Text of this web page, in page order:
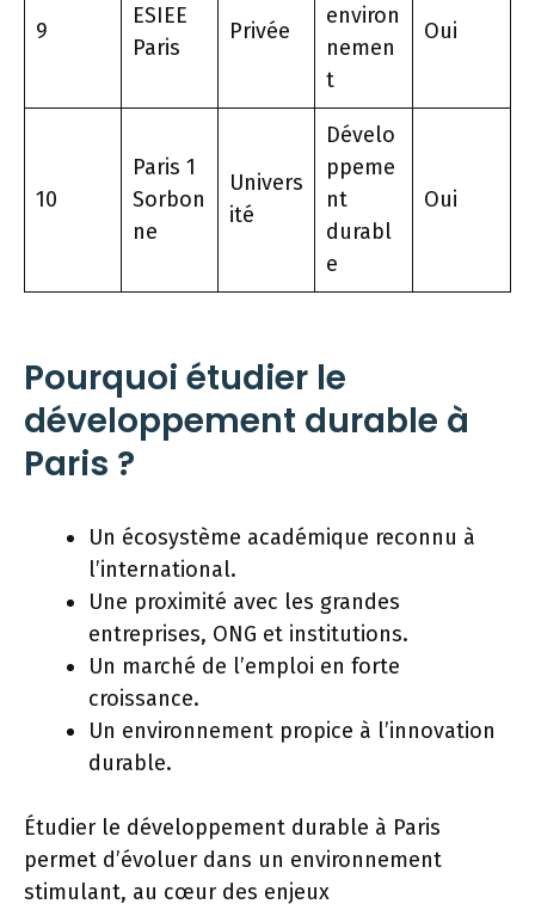
9
ESIEE
Paris
Privée
environ
nemen
t
Oui
10
Paris 1
Sorbon
ne
Univers
ité
Dévelo
ppeme
nt
durabl
e
Oui
Pourquoi étudier le
développement durable à
Paris ?
Un écosystème académique reconnu à
l’international.
Une proximité avec les grandes
entreprises, ONG et institutions.
Un marché de l’emploi en forte
croissance.
Un environnement propice à l’innovation
durable.
Étudier le développement durable à Paris
permet d’évoluer dans un environnement
stimulant, au cœur des enjeux